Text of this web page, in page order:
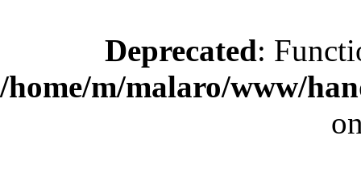
Deprecated:
/home/m/malaro/www/